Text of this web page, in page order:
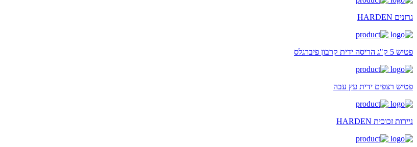
גרזנים HARDEN
פטיש 5 ק"ג הריסה ידית קרבון פיברגלס
פטיש רצפים ידית עץ עבה
ניירות זכוכית HARDEN